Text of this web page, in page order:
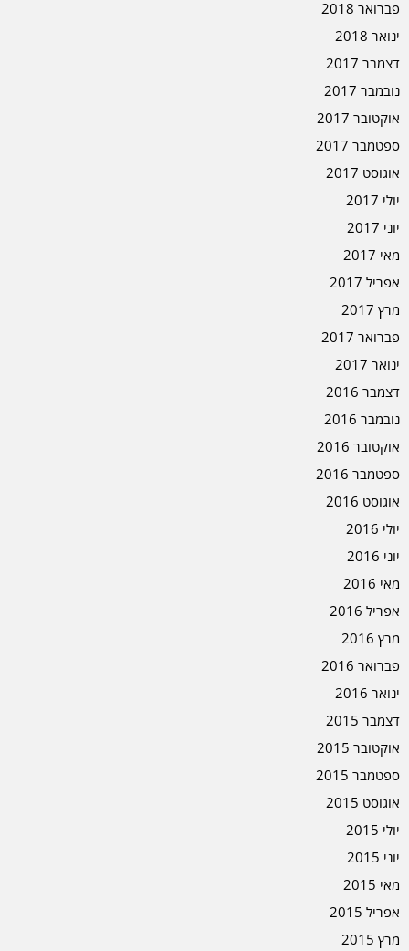
פברואר 2018
ינואר 2018
דצמבר 2017
נובמבר 2017
אוקטובר 2017
ספטמבר 2017
אוגוסט 2017
יולי 2017
יוני 2017
מאי 2017
אפריל 2017
מרץ 2017
פברואר 2017
ינואר 2017
דצמבר 2016
נובמבר 2016
אוקטובר 2016
ספטמבר 2016
אוגוסט 2016
יולי 2016
יוני 2016
מאי 2016
אפריל 2016
מרץ 2016
פברואר 2016
ינואר 2016
דצמבר 2015
אוקטובר 2015
ספטמבר 2015
אוגוסט 2015
יולי 2015
יוני 2015
מאי 2015
אפריל 2015
מרץ 2015